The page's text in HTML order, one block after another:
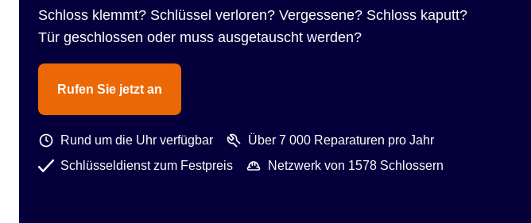
Schloss klemmt? Schlüssel verloren? Vergessene? Schloss kaputt?
Tür geschlossen oder muss ausgetauscht werden?
Rufen Sie jetzt an
Rund um die Uhr verfügbar
Über 7 000 Reparaturen pro Jahr
Schlüsseldienst zum Festpreis
Netzwerk von 1578 Schlossern